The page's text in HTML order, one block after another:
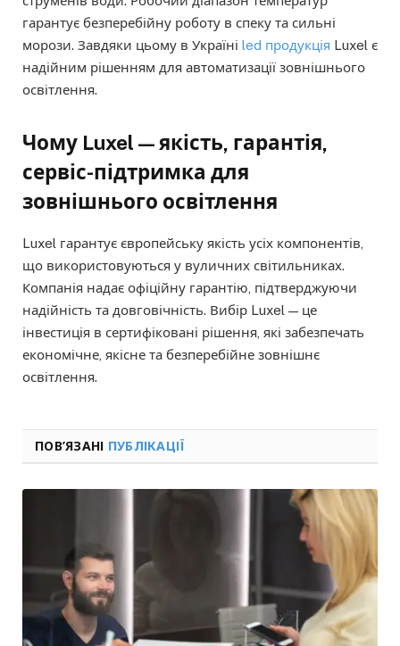
гарантує безперебійну роботу в спеку та сильні
морози. Завдяки цьому в Україні led продукція Luxel є
надійним рішенням для автоматизації зовнішнього
освітлення.
Чому Luxel — якість, гарантія,
сервіс-підтримка для
зовнішнього освітлення
Luxel гарантує європейську якість усіх компонентів,
що використовуються у вуличних світильниках.
Компанія надає офіційну гарантію, підтверджуючи
надійність та довговічність. Вибір Luxel — це
інвестиція в сертифіковані рішення, які забезпечать
економічне, якісне та безперебійне зовнішнє
освітлення.
ПОВ’ЯЗАНІ ПУБЛІКАЦІЇ